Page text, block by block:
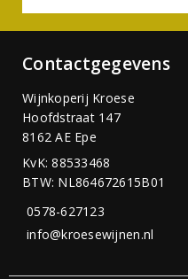
Contactgegevens
Wijnkoperij Kroese
Hoofdstraat 147
8162 AE Epe
KvK: 88533468
BTW: NL864672615B01
0578-627123
info@kroesewijnen.nl